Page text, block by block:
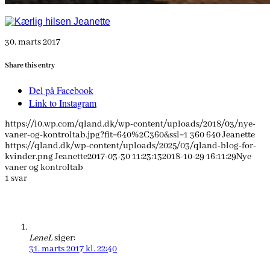
30. marts 2017
Share this entry
Del på Facebook
Link to Instagram
https://i0.wp.com/qland.dk/wp-content/uploads/2018/03/nye-
vaner-og-kontroltab.jpg?fit=640%2C360&ssl=1 360640Jeanette
https://qland.dk/wp-content/uploads/2025/03/qland-blog-for-
kvinder.pngJeanette2017-03-30 11:23:132018-10-29 16:11:29Nye
vaner og kontroltab
1 svar
LeneLsiger:
31. marts 2017 kl. 22:40